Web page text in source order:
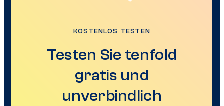
KOSTENLOS TESTEN
Testen Sie tenfold
gratis und
unverbindlich